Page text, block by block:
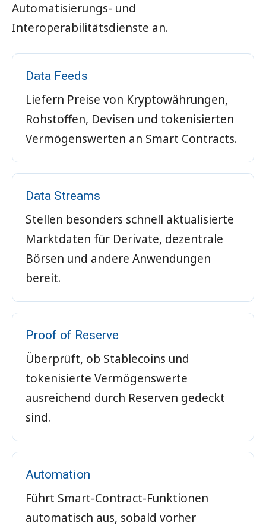
Automatisierungs- und
Interoperabilitätsdienste an.
Data Feeds
Liefern Preise von Kryptowährungen,
Rohstoffen, Devisen und tokenisierten
Vermögenswerten an Smart Contracts.
Data Streams
Stellen besonders schnell aktualisierte
Marktdaten für Derivate, dezentrale
Börsen und andere Anwendungen
bereit.
Proof of Reserve
Überprüft, ob Stablecoins und
tokenisierte Vermögenswerte
ausreichend durch Reserven gedeckt
sind.
Automation
Führt Smart-Contract-Funktionen
automatisch aus, sobald vorher